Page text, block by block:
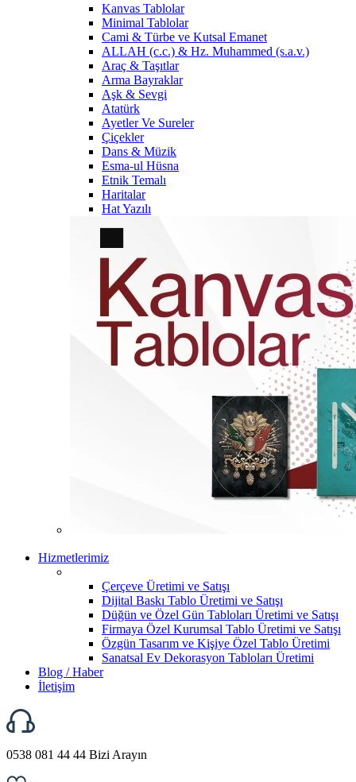
Kanvas Tablolar
Minimal Tablolar
Cami & Türbe ve Kutsal Emanet
ALLAH (c.c.) & Hz. Muhammed (s.a.v.)
Araç & Taşıtlar
Arma Bayraklar
Aşk & Sevgi
Atatürk
Ayetler Ve Sureler
Çiçekler
Dans & Müzik
Esma-ul Hüsna
Etnik Temalı
Haritalar
Hat Yazılı
Hizmetlerimiz
Çerçeve Üretimi ve Satışı
Dijital Baskı Tablo Üretimi ve Satışı
Düğün ve Özel Gün Tabloları Üretimi ve Satışı
Firmaya Özel Kurumsal Tablo Üretimi ve Satışı
Özgün Tasarım ve Kişiye Özel Tablo Üretimi
Sanatsal Ev Dekorasyon Tabloları Üretimi
Blog / Haber
İletişim
0538 081 44 44 Bizi Arayın